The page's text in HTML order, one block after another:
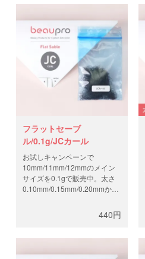
フラットセーブ
ル/0.1g/JCカール
お試しキャンペーンで
10mm/11mm/12mmのメイン
サイズを0.1gで販売中。太さ
0.10mm/0.15mm/0.20mmから
ランドLashvougで人気のフラ
ットセーブルを、グラムパッ
ラットラッシュを低価格で。
440円